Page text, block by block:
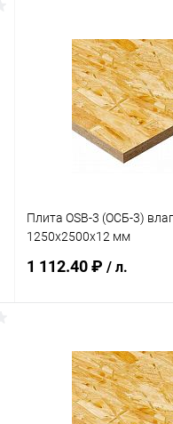
Плита OSB-3 (ОСБ-3)
1250х2500х12 мм
1 112.40 ₽ / л.
Купить в 1 клик
В избранное